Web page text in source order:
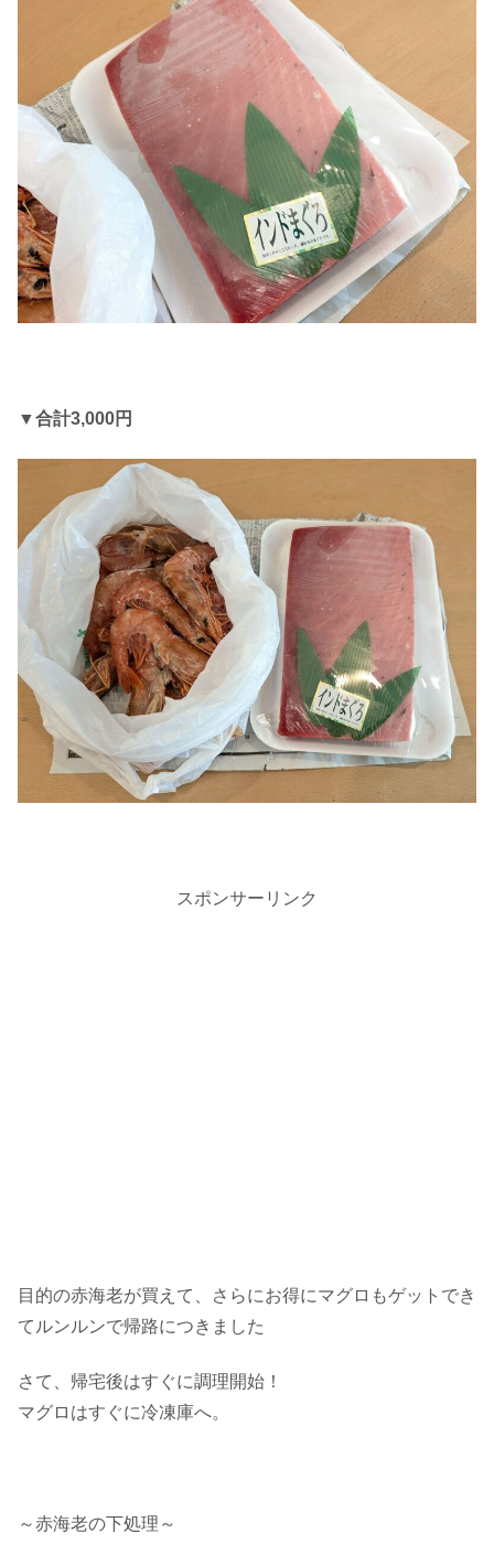
▼合計3,000円
スポンサーリンク
目的の赤海老が買えて、さらにお得にマグロもゲットでき
てルンルンで帰路につきました
さて、帰宅後はすぐに調理開始！
マグロはすぐに冷凍庫へ。
～赤海老の下処理～